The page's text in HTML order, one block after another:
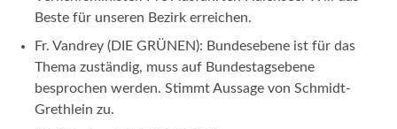
Beste für unseren Bezirk erreichen.
Fr. Vandrey (DIE GRÜNEN): Bundesebene ist für das
Thema zuständig, muss auf Bundestagsebene
besprochen werden. Stimmt Aussage von Schmidt-
Grethlein zu.